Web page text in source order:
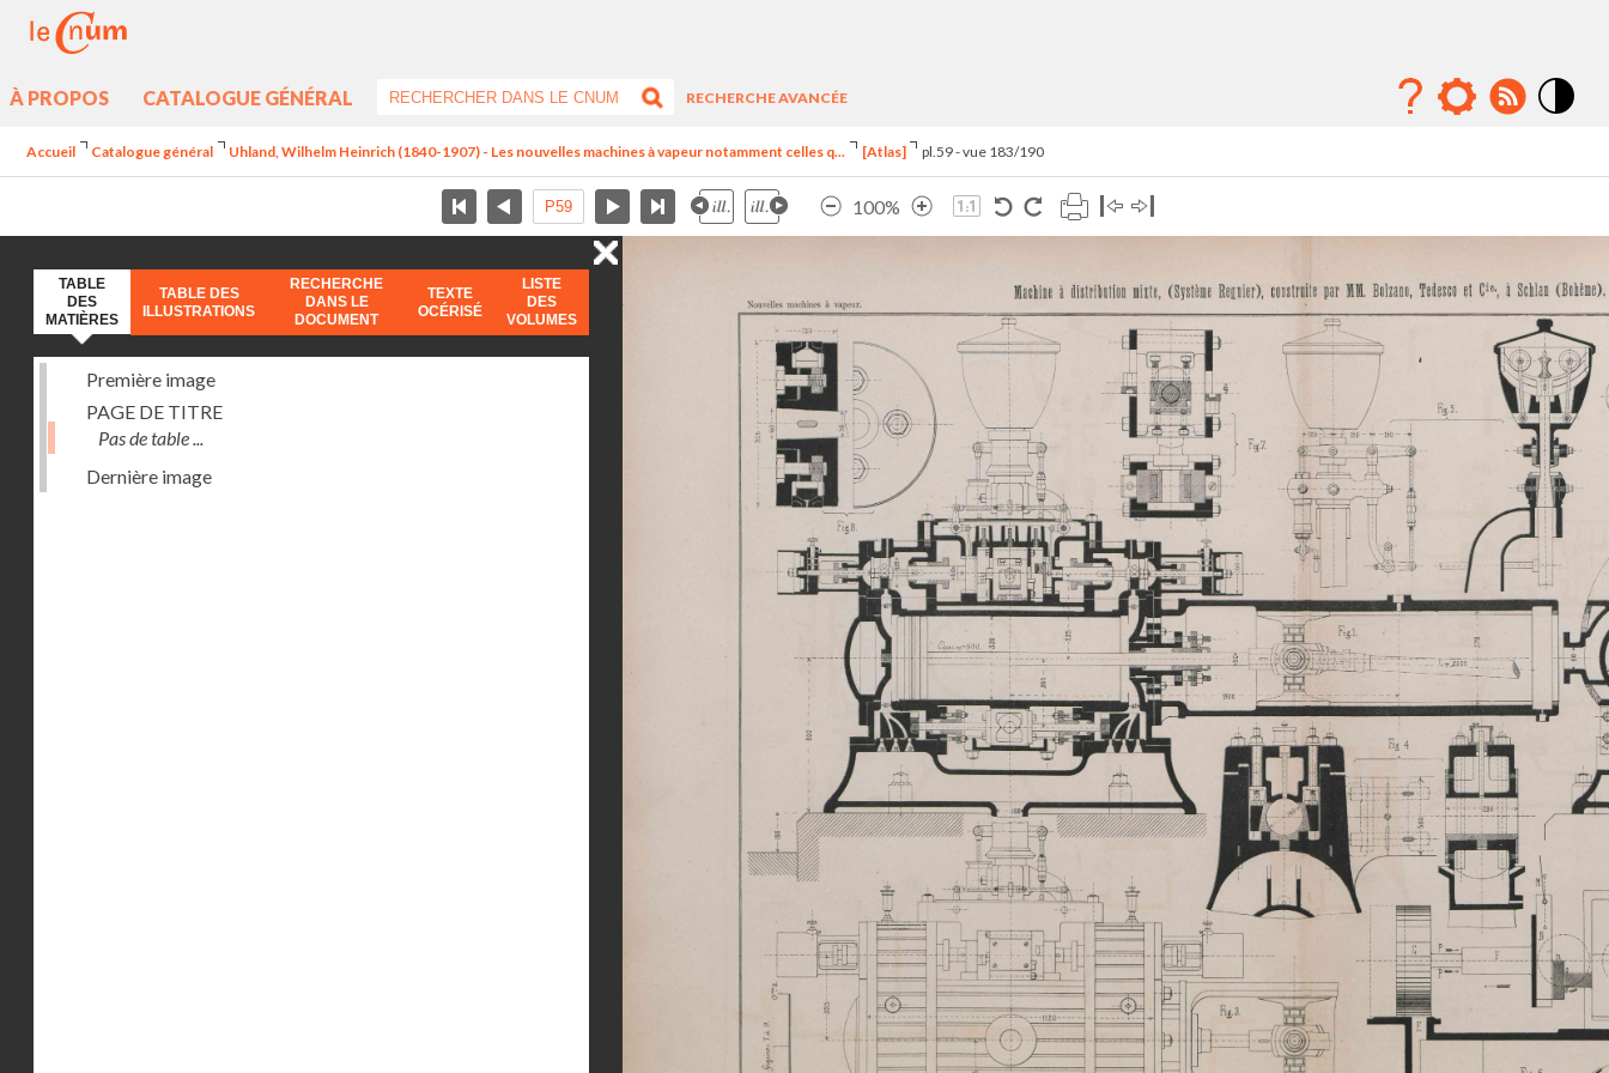
À PROPOS CATALOGUE GÉNÉRAL
RECHERCHE AVANCÉE
Accueil Catalogue général Uhland, Wilhelm Heinrich (1840-1907) - Les nouvelles machines à vapeur notamment celles q... [Atlas] pl.59 - vue 183/190
100%
TABLE
DES
MATIÈRES
TABLE DES
ILLUSTRATIONS
RECHERCHE
DANS LE
DOCUMENT
TEXTE
OCÉRISÉ
LISTE
DES
VOLUMES
Première image
PAGE DE TITRE
Pas de table ...
Dernière image